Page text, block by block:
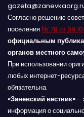
Согласно решению
поселения № 78 от
официальным
органов местного
При использовании
любых интернет-
обязательна.
«Заневский вестник» –
информация о